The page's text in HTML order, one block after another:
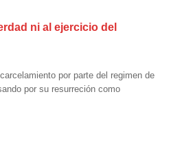
ni al ejercicio del
por parte del regimen de
por su resurreción como